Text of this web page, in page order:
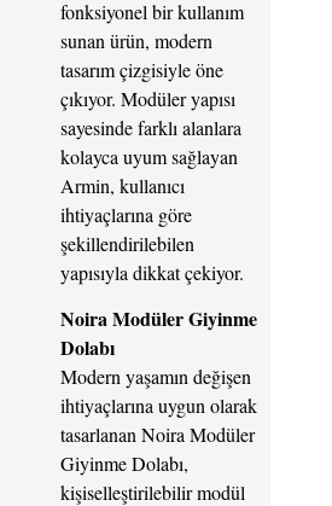
fonksiyonel bir kullanım
sunan ürün, modern
tasarım çizgisiyle öne
çıkıyor. Modüler yapısı
sayesinde farklı alanlara
kolayca uyum sağlayan
Armin, kullanıcı
ihtiyaçlarına göre
şekillendirilebilen
yapısıyla dikkat çekiyor.
Noira Modüler Giyinme
Dolabı
Modern yaşamın değişen
ihtiyaçlarına uygun olarak
tasarlanan Noira Modüler
Giyinme Dolabı,
kişiselleştirilebilir modül